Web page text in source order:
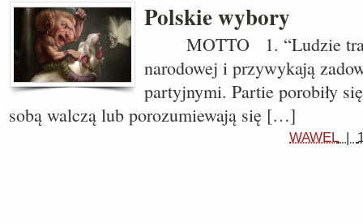
Polskie wybory
MOTTO 1. “Ludzie
narodowej i przywykają
partyjnymi. Partie porobiły
sobą walczą lub porozumiewają się […]
WAWEL|